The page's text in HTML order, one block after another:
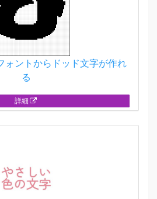
ォントからドッド文字が作れ
る
詳細